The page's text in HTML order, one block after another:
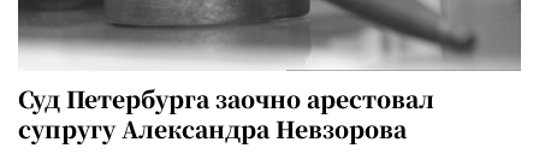
Суд Петербурга заочно арестовал
супругу Александра Невзорова